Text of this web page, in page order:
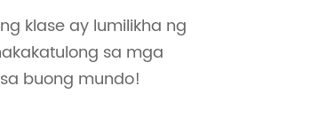
klase ay lumilikha ng
sa mga
buong mundo!